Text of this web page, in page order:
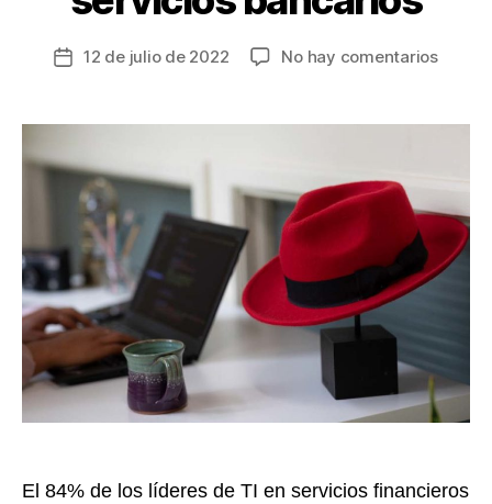
Fecha
entrada
12 de julio de 2022 No hay comentariosen
del
el
ámbito
El 84% de los líderes de TI en servicios financieros